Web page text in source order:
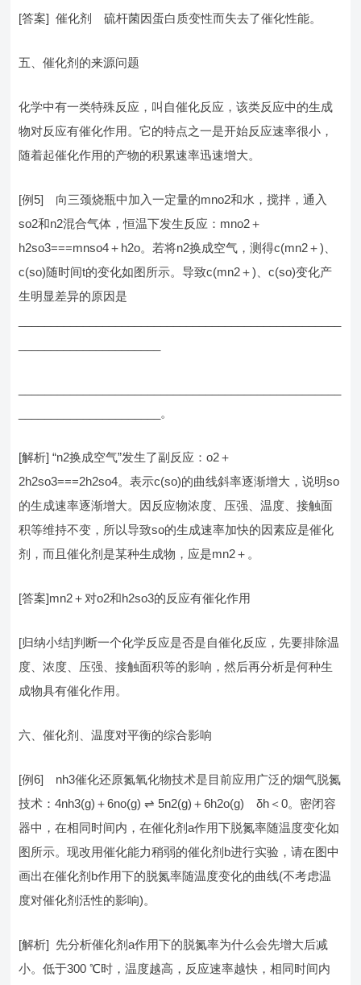
[答案] 催化剂 硫杆菌因蛋白质变性而失去了催化性能。
五、催化剂的来源问题
化学中有一类特殊反应，叫自催化反应，该类反应中的生成
物对反应有催化作用。它的特点之一是开始反应速率很小，
随着起催化作用的产物的积累速率迅速增大。
[例5] 向三颈烧瓶中加入一定量的mno2和水，搅拌，通入
so2和n2混合气体，恒温下发生反应：mno2＋
h2so3===mnso4＋h2o。若将n2换成空气，测得c(mn2＋)、
c(so)随时间t的变化如图所示。导致c(mn2＋)、c(so)变化产
生明显差异的原因是
______________________。
[解析] “n2换成空气”发生了副反应：o2＋
2h2so3===2h2so4。表示c(so)的曲线斜率逐渐增大，说明so
的生成速率逐渐增大。因反应物浓度、压强、温度、接触面
积等维持不变，所以导致so的生成速率加快的因素应是催化
剂，而且催化剂是某种生成物，应是mn2＋。
[答案]mn2＋对o2和h2so3的反应有催化作用
[归纳小结]判断一个化学反应是否是自催化反应，先要排除温
度、浓度、压强、接触面积等的影响，然后再分析是何种生
成物具有催化作用。
六、催化剂、温度对平衡的综合影响
[例6] nh3催化还原氮氧化物技术是目前应用广泛的烟气脱氮
技术：4nh3(g)＋6no(g) ⇌ 5n2(g)＋6h2o(g) δh＜0。密闭容
器中，在相同时间内，在催化剂a作用下脱氮率随温度变化如
图所示。现改用催化能力稍弱的催化剂b进行实验，请在图中
画出在催化剂b作用下的脱氮率随温度变化的曲线(不考虑温
度对催化剂活性的影响)。
[解析] 先分析催化剂a作用下的脱氮率为什么会先增大后减
小。低于300 ℃时，温度越高，反应速率越快，相同时间内